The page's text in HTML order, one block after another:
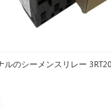
ルのシーメンスリレー